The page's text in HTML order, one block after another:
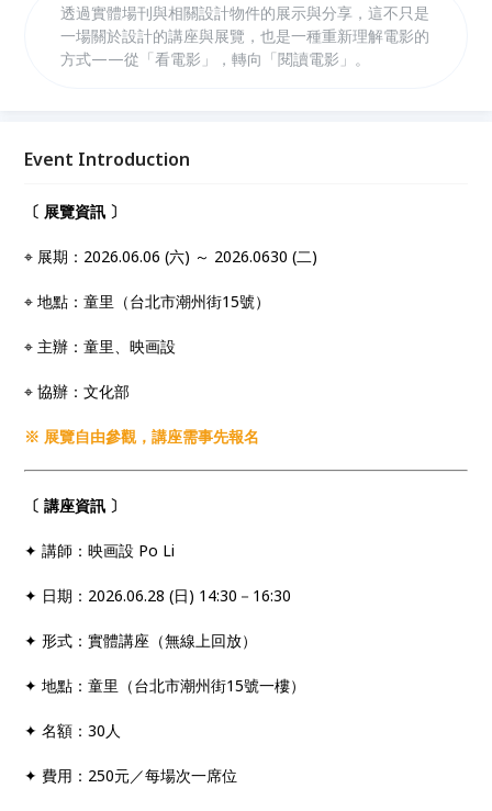
透過實體場刊與相關設計物件的展示與分享，這不只是
一場關於設計的講座與展覽，也是一種重新理解電影的
方式——從「看電影」，轉向「閱讀電影」。
Event Introduction
〔 展覽資訊 〕
⌖ 展期：2026.06.06 (六) ～ 2026.0630 (二)
⌖ 地點：童里（台北市潮州街15號）
⌖ 主辦：童里、映画設
⌖ 協辦：文化部
※ 展覽自由參觀，講座需事先報名
〔 講座資訊 〕
✦ 講師：映画設 Po Li
✦ 日期：2026.06.28 (日) 14:30－16:30
✦ 形式：實體講座（無線上回放）
✦ 地點：童里（台北市潮州街15號一樓）
✦ 名額：30人
✦ 費用：250元／每場次一席位